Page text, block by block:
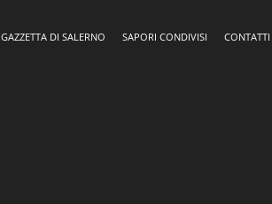
GAZZETTA DI SALERNO SAPORI CONDIVISI
CONTATTI